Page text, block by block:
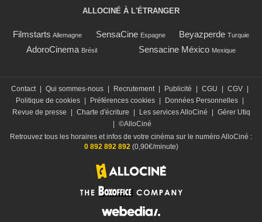
ALLOCINÉ À L'ÉTRANGER
Filmstarts Allemagne SensaCine Espagne Beyazperde Turquie
AdoroCinema Brésil Sensacine México Mexique
Contact Qui sommes-nous Recrutement Publicité CGU CGV
Politique de cookies
Préférences cookies Données Personnelles
Revue de presse
Charte d'écriture Les services AlloCiné
Gérer Utiq
©AlloCiné
Retrouvez tous les horaires et infos de votre cinéma sur le numéro AlloCiné :
0 892 892 892(0,90€/minute)